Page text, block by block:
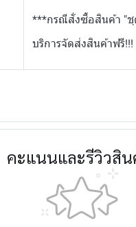
***กรณีสั่งซื้อสินค้า "ชุ
บริการจัดส่งสินค้าฟรี
คะแนนและรีวิวสิน